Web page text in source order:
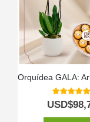
5.00out
USD$